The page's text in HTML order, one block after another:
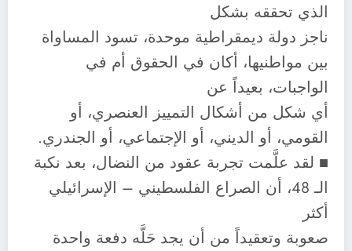
الذي تحققه بشكل
ناجز دولة ديمقراطية موحدة، تسود المساواة
بين مواطنيها، أكان في الحقوق أم في
الواجبات، بعيداً عن
أي شكل من أشكال التمييز العنصري، أو
القومي، أو الديني، أو الإجتماعي، أو الجندري.
■ لقد علَّمت تجربة عقود من النضال، بعد نكبة
الـ 48، أن الصراع الفلسطيني – الإسرائيلي
أكثر
صعوبة وتعقيداً من أن يجد حَلَّه دفعة واحدة